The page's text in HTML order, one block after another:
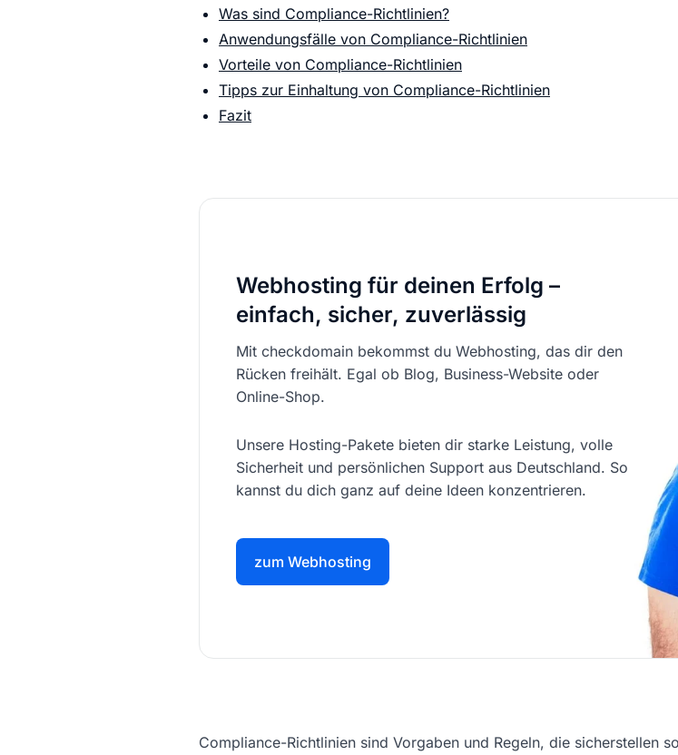
Was sind Compliance-Richtlinien?
Anwendungsfälle von Compliance-Richtlinien
Vorteile von Compliance-Richtlinien
Tipps zur Einhaltung von Compliance-Richtlinien
Fazit
Webhosting für deinen Erfolg –
einfach, sicher, zuverlässig
Mit checkdomain bekommst du Webhosting, das dir den
Rücken freihält. Egal ob Blog, Business-Website oder
Online-Shop.
Unsere Hosting-Pakete bieten dir starke Leistung, volle
Sicherheit und persönlichen Support aus Deutschland. So
kannst du dich ganz auf deine Ideen konzentrieren.
zum Webhosting
Compliance-Richtlinien sind Vorgaben und Regeln, die sicherstellen